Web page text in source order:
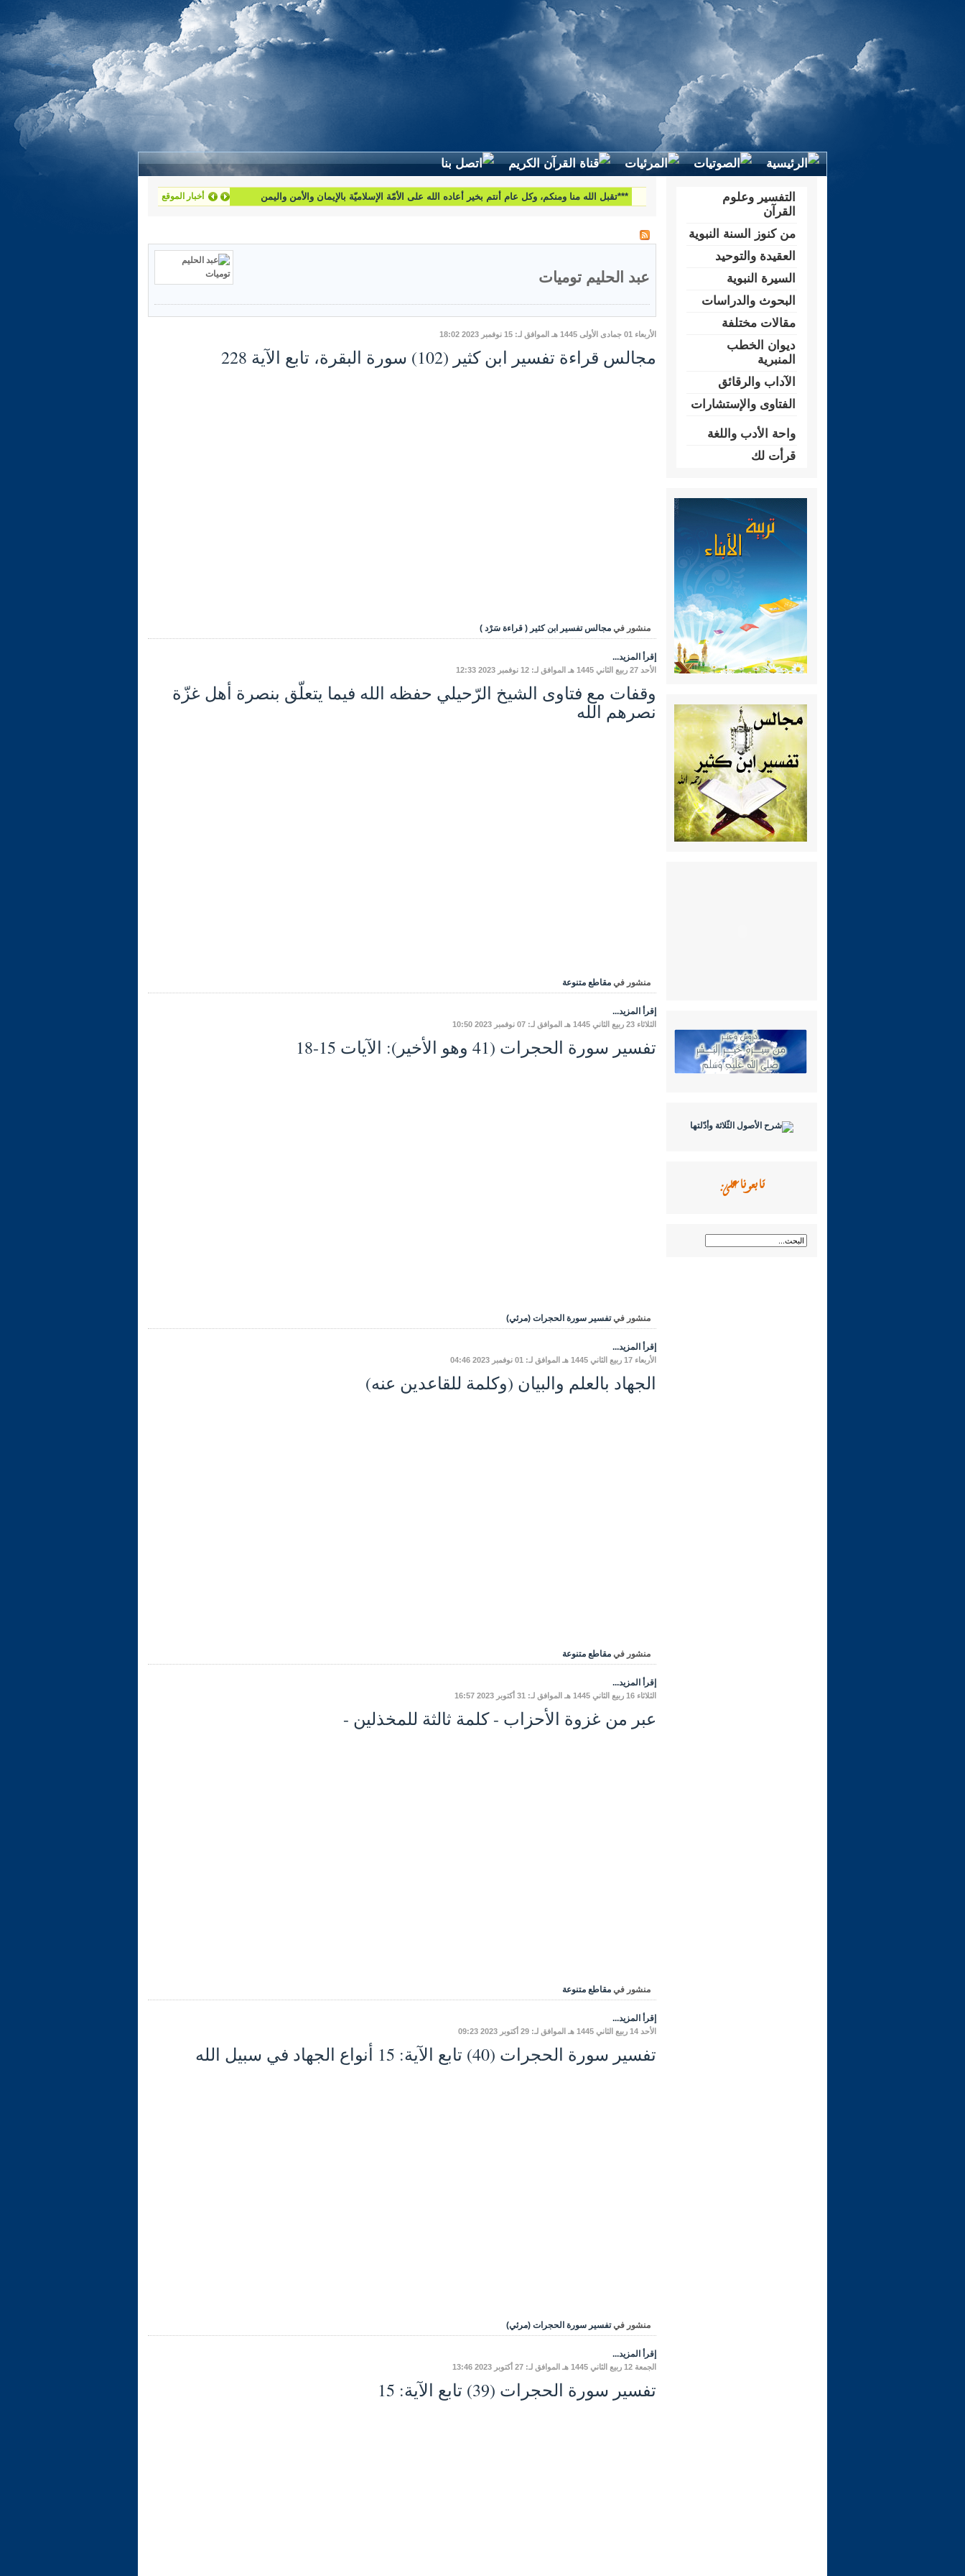
أخبار الموقع
لطرح استفساراتكم وأسئلتكم واقتراحاتكم اتّصلوا بنا على البريد التّالي:
عبد الحليم توميات
الأربعاء 01 جمادى الأولى 1445 هـ الموافق لـ: 15 نوفمبر 2023 18:02
مجالس قراءة تفسير ابن كثير (102) سورة البقرة، تابع الآية 228
منشور في مجالس تفسير ابن كثير ( قراءة سَرْد )
إقرأ المزيد...
الأحد 27 ربيع الثاني 1445 هـ الموافق لـ: 12 نوفمبر 2023 12:33
وقفات مع فتاوى الشيخ الرّحيلي حفظه الله فيما يتعلّق بنصرة أهل غزّة
نصرهم الله
منشور في مقاطع متنوعة
إقرأ المزيد...
الثلاثاء 23 ربيع الثاني 1445 هـ الموافق لـ: 07 نوفمبر 2023 10:50
تفسير سورة الحجرات (41 وهو الأخير): الآيات 15-18
منشور في تفسير سورة الحجرات (مرئي)
إقرأ المزيد...
الأربعاء 17 ربيع الثاني 1445 هـ الموافق لـ: 01 نوفمبر 2023 04:46
الجهاد بالعلم والبيان (وكلمة للقاعدين عنه)
منشور في مقاطع متنوعة
إقرأ المزيد...
الثلاثاء 16 ربيع الثاني 1445 هـ الموافق لـ: 31 أكتوبر 2023 16:57
عبر من غزوة الأحزاب - كلمة ثالثة للمخذلين -
منشور في مقاطع متنوعة
إقرأ المزيد...
الأحد 14 ربيع الثاني 1445 هـ الموافق لـ: 29 أكتوبر 2023 09:23
تفسير سورة الحجرات (40) تابع الآية: 15 أنواع الجهاد في سبيل الله
منشور في تفسير سورة الحجرات (مرئي)
إقرأ المزيد...
الجمعة 12 ربيع الثاني 1445 هـ الموافق لـ: 27 أكتوبر 2023 13:46
تفسير سورة الحجرات (39) تابع الآية: 15
التفسير وعلوم
القرآن
من كنوز السنة النبوية
العقيدة والتوحيد
السيرة النبوية
البحوث والدراسات
مقالات مختلفة
ديوان الخطب
المنبرية
الآداب والرقائق
الفتاوى والإستشارات
واحة الأدب واللغة
قرأت لك
تابعونا على: